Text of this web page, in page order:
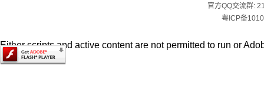
官方QQ交流群:
粤ICP备
Either scripts and active content are not permitted to run or